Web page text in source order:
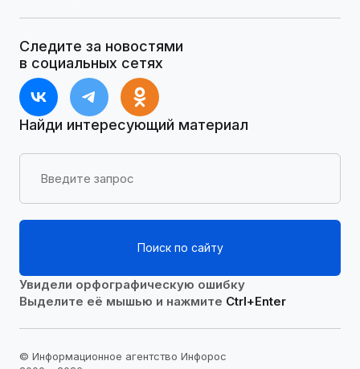
Следите за новостями
в социальных сетях
Найди интересующий материал
Поиск по сайту
Увидели орфографическую ошибку
Выделите её мышью и нажмите Ctrl+Enter
© Информационное агентство Инфорос